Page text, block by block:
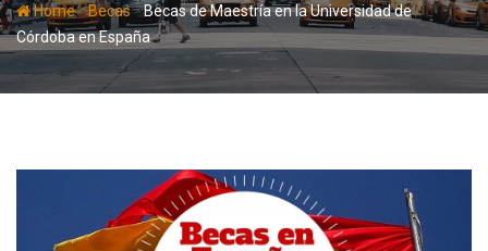
Home-Becas-Becas de Maestría en la Universidad de
Córdoba en España